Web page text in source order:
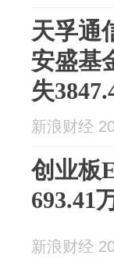
天孚通
安盛基
失
新浪财经
创业板
693.41
新浪财经